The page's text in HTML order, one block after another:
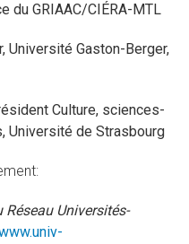
du GRIAAC/CIÉRA-MTL
Université Gaston-Berger,
Culture, sciences-
Université de Strasbourg
Universités-